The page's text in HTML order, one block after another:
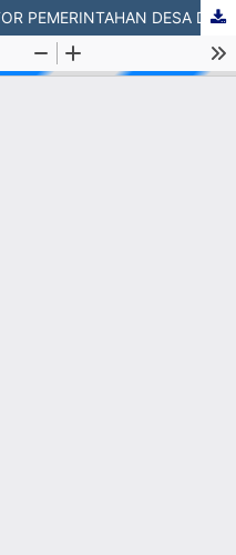
PENGUATAN KAPASITAS AKTOR PEMERINTAHAN DESA DALAM IMPLEMENTASI PELAYANAN PUBLIK UNTUK MENINGKATKAN KUALITAS LAYANAN DI KECAMATAN TAMBANG ULANG